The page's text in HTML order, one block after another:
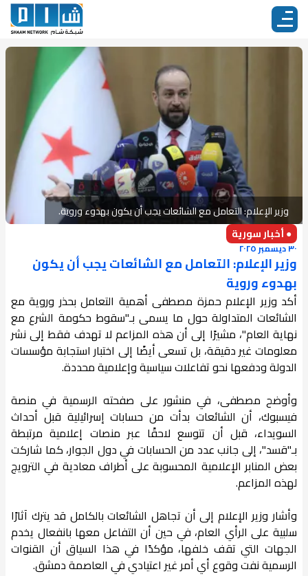
وزير الإعلام: التعامل مع الشائعات يجب أن يكون بهدوء وروية.
● أخبار سورية
٣٠ ديسمبر ٢٠٢٥
وزير الإعلام: التعامل مع الشائعات يجب أن يكون
بهدوء وروية
أكد وزير الإعلام حمزة مصطفى أهمية التعامل بحذر وروية مع
الشائعات المتداولة حول ما يسمى بـ"سقوط حكومة الشرع مع
نهاية العام"، مشيرًا إلى أن هذه المزاعم لا تهدف فقط إلى نشر
معلومات غير دقيقة، بل تسعى أيضًا إلى اختبار استجابة مؤسسات
الدولة ودفعها نحو تفاعلات سياسية وإعلامية محددة.
وأوضح مصطفى، في منشور على صفحته الرسمية في منصة
فيسبوك، أن الشائعات بدأت من حسابات إسرائيلية قبل أحداث
السويداء، قبل أن تتوسع لاحقًا عبر منصات إعلامية مرتبطة
بـ"قسد"، إلى جانب عدد من الحسابات في دول الجوار، كما شاركت
بعض المنابر الإعلامية المحسوبة على أطراف معادية في الترويج
لهذه المزاعم.
وأشار وزير الإعلام إلى أن تجاهل الشائعات بالكامل قد يترك آثارًا
سلبية على الرأي العام، في حين أن التفاعل معها بانفعال يخدم
الجهات التي تقف خلفها، مؤكدًا في هذا السياق أن القنوات
الرسمية نفت وقوع أي أمر غير اعتيادي في العاصمة دمشق.